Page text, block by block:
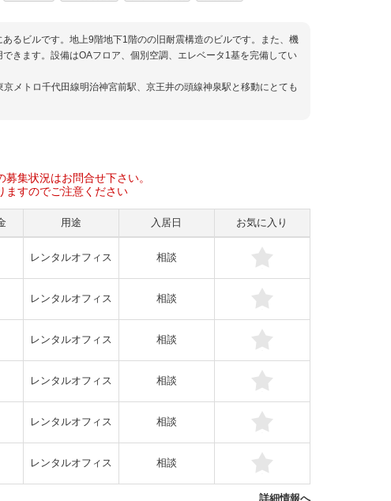
るビルです。地上9階地下1階のの旧耐震構造のビルです。また、機
きます。設備はOAフロア、個別空調、エレベータ1基を完備してい
メトロ千代田線明治神宮前駅、京王井の頭線神泉駅と移動にとても
集状況はお問合せ下さい。
ますのでご注意ください
用途 入居日 お気に入り
レンタルオフィス 相談
レンタルオフィス 相談
レンタルオフィス 相談
レンタルオフィス 相談
レンタルオフィス 相談
レンタルオフィス 相談
詳細情報へ